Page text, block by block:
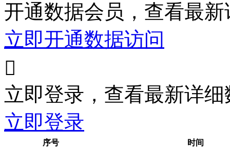
开通数据会员，查看最
立即开通数据访问

立即登录，查看最新详细
立即登录
序号
时间